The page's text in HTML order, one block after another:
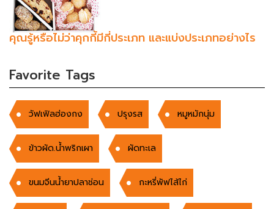
คุณรู้หรือไม่ว่าคุกกี้มีกี่ประเภท และแบ่งประเภทอย่างไร
Favorite Tags
วัฟเฟิลฮ่องกง ปรุงรส หมูหมักนุ่ม
ข้าวผัด.น้ำพริกเผา ผัดทะเล
ขนมจีนน้ำยาปลาช่อน กะหรี่พัฟไส้ไก่